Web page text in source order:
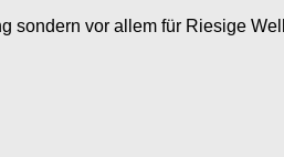
sondern vor allem für Riesige